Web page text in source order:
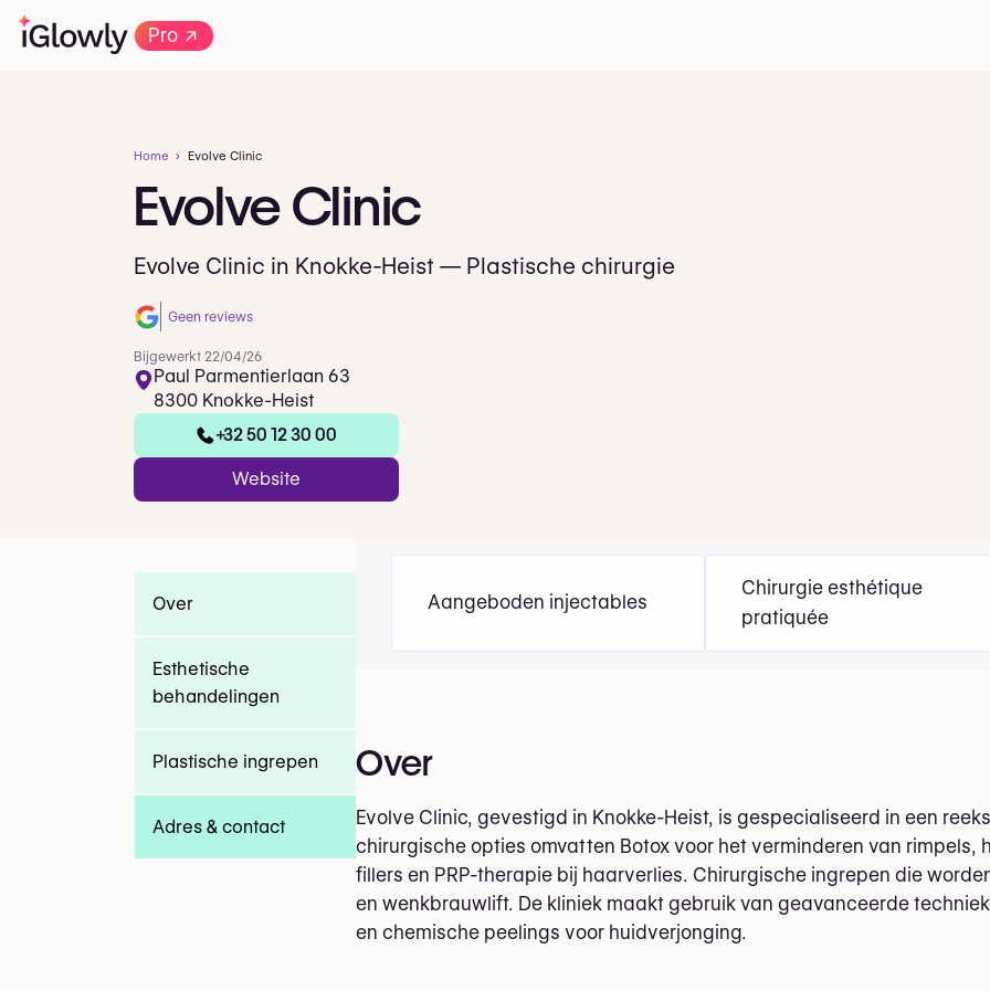
Pro→
Home Evolve Clinic
EvolveClinic
Evolve Clinic in Knokke-Heist — Plastische chirurgie
Geen reviews
Bijgewerkt 22/04/26
Paul Parmentierlaan 63
8300 Knokke-Heist
+32 50 12 30 00
Website
Aangeboden injectables
Chirurgie esthétique
pratiquée
Over
Evolve Clinic, gevestigd in Knokke-Heist, is gespecialiseerd in een
chirurgische opties omvatten Botox voor het verminderen van rimpels,
fillers en PRP-therapie bij haarverlies. Chirurgische ingrepen die
en wenkbrauwlift. De kliniek maakt gebruik van geavanceerde
en chemische peelings voor huidverjonging.
Over
Esthetische
behandelingen
Plastische ingrepen
Adres & contact